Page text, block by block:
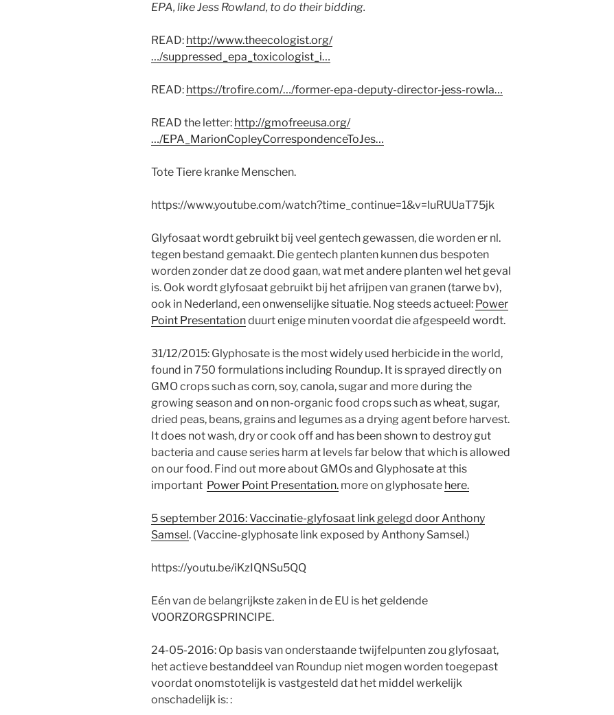
EPA, like Jess Rowland, to do their bidding.
READ: http://www.theecologist.org/
…/suppressed_epa_toxicologist_i…
READ: https://trofire.com/…/former-epa-deputy-director-jess-rowla…
READ the letter: http://gmofreeusa.org/
…/EPA_MarionCopleyCorrespondenceToJes…
Tote Tiere kranke Menschen.
https://www.youtube.com/watch?time_continue=1&v=luRUUaT75jk
Glyfosaat wordt gebruikt bij veel gentech gewassen, die worden er nl.
tegen bestand gemaakt. Die gentech planten kunnen dus bespoten
worden zonder dat ze dood gaan, wat met andere planten wel het geval
is. Ook wordt glyfosaat gebruikt bij het afrijpen van granen (tarwe bv),
ook in Nederland, een onwenselijke situatie. Nog steeds actueel: Power
Point Presentationduurt enige minuten voordat die afgespeeld wordt.
31/12/2015: Glyphosate is the most widely used herbicide in the world,
found in 750 formulations including Roundup. It is sprayed directly on
GMO crops such as corn, soy, canola, sugar and more during the
growing season and on non-organic food crops such as wheat, sugar,
dried peas, beans, grains and legumes as a drying agent before harvest.
It does not wash, dry or cook off and has been shown to destroy gut
bacteria and cause series harm at levels far below that which is allowed
on our food. Find out more about GMOs and Glyphosate at this
important Power Point Presentation. more on glyphosate here.
5 september 2016: Vaccinatie-glyfosaat link gelegd doorAnthony
Samsel. (Vaccine-glyphosate link exposed by Anthony Samsel.)
https://youtu.be/iKzIQNSu5QQ
Eén van de belangrijkste zaken in de EU is het geldende
VOORZORGSPRINCIPE.
24-05-2016: Op basis van onderstaande twijfelpunten zou glyfosaat,
het actieve bestanddeel van Roundup niet mogen worden toegepast
voordat onomstotelijk is vastgesteld dat het middel werkelijk
onschadelijk is: :